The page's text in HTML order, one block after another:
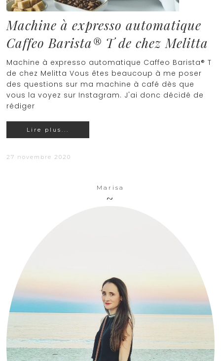
Machine à expresso automatique
Caffeo Barista® T de chez Melitta
Machine à expresso automatique Caffeo Barista® T
de chez Melitta Vous êtes beaucoup à me poser
des questions sur ma machine à café dès que
vous la voyez sur Instagram. J'ai donc décidé de
rédiger
Lire plus...
27 novembre 2020
Marisa